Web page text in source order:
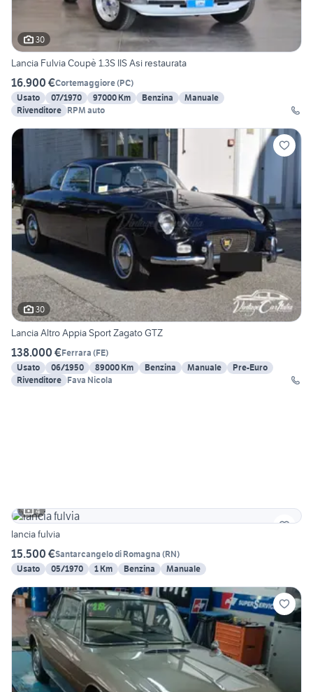
30
Lancia Fulvia Coupè 1.3S IIS Asi restaurata
16.900 €Cortemaggiore(PC)
Usato
07/1970 97000 Km Benzina
Manuale
Rivenditore RPM auto
30
Lancia Altro Appia Sport Zagato GTZ
138.000 €Ferrara (FE)
Usato
06/1950 89000 Km Benzina Manuale
Pre-Euro
Rivenditore Fava Nicola
4
lancia fulvia
15.500 €Santarcangelo di Romagna (RN)
Usato
05/1970 1 Km Benzina Manuale